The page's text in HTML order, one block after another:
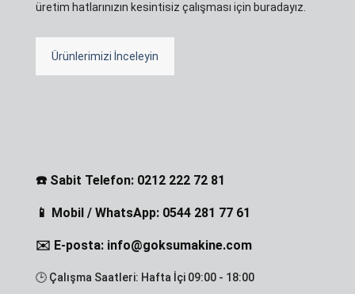
üretim hatlarınızın kesintisiz çalışması için buradayız.
Ürünlerimizi İnceleyin
☎️ Sabit Telefon: 0212 222 72 81
📱 Mobil / WhatsApp: 0544 281 77 61
✉️ E-posta: info@goksumakine.com
🕒 Çalışma Saatleri: Hafta İçi 09:00 - 18:00